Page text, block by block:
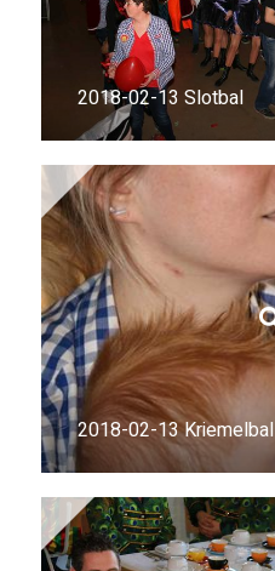
2018-02-13 Slotbal
2018-02-13 Kriemelbal